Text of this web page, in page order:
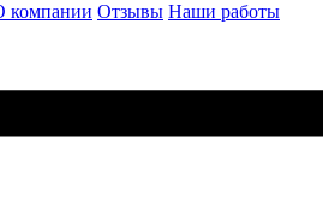
компании Отзывы Наши работы